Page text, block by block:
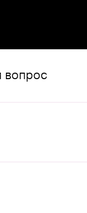
вопрос